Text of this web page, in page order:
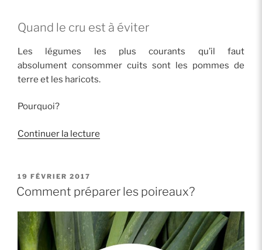
Quand le cru est à éviter
Les légumes les plus courants qu’il faut
absolument consommer cuits sont les pommes de
terre et les haricots.
Pourquoi?
Continuer la lecture
cuit
plutôt
cru? »
PUBLIÉ
LE
19 FÉVRIER 2017
Comment préparer les poireaux?